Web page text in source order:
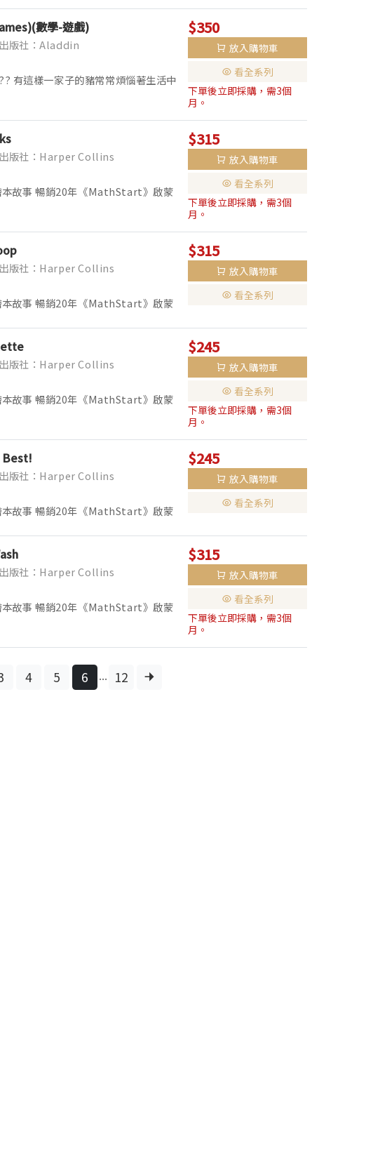
數學-遊戲)
出版社：Aladdin
有這樣一家子的豬常常煩惱著生活中
$350
放入購物車
看全系列
下單後立即採購，需3個
月。
出版社：Harper Collins
本故事 暢銷20年《MathStart》啟蒙
$315
放入購物車
看全系列
下單後立即採購，需3個
月。
出版社：Harper Collins
本故事 暢銷20年《MathStart》啟蒙
$315
放入購物車
看全系列
出版社：Harper Collins
本故事 暢銷20年《MathStart》啟蒙
$245
放入購物車
看全系列
下單後立即採購，需3個
月。
出版社：Harper Collins
本故事 暢銷20年《MathStart》啟蒙
$245
放入購物車
看全系列
出版社：Harper Collins
本故事 暢銷20年《MathStart》啟蒙
$315
放入購物車
看全系列
下單後立即採購，需3個
月。
4 5 6 ... 12